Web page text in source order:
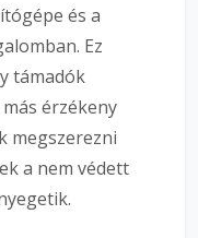
és a
Ez
támadók
érzékeny
megszerezni
a nem védett